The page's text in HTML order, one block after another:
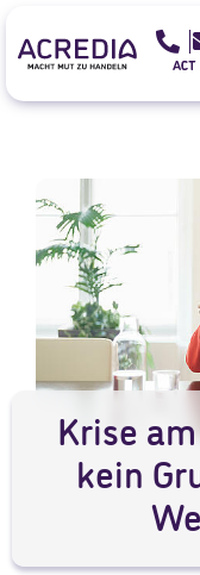
Krise
kein